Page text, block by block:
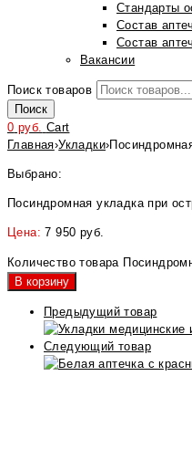
Стандарты
Состав
Состав
Вакансии
Поиск товаров
Поиск
0 руб. Cart
Главная›Укладки›
Выбрано:
Посиндромная укладка при
Цена:7 950 руб.
Количество товара
В корзину
Предыдущий товар
Следующий товар